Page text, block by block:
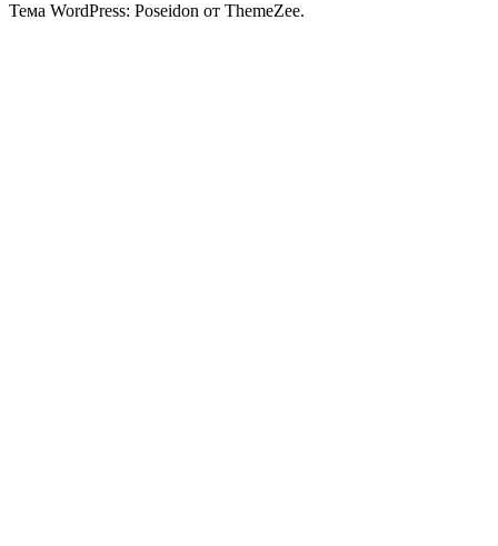
Тема WordPress: Poseidon от ThemeZee.